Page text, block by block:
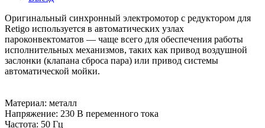
Оригинальный синхронный электромотор с редуктором для
Retigo используется в автоматических узлах
пароконвектоматов — чаще всего для обеспечения работы
исполнительных механизмов, таких как привод воздушной
заслонки (клапана сброса пара) или привод системы
автоматической мойки.
Материал: металл
Напряжение: 230 В переменного тока
Частота: 50 Гц